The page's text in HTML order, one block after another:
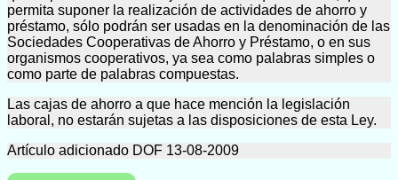
permita suponer la realización de actividades de ahorro y
préstamo, sólo podrán ser usadas en la denominación de las
Sociedades Cooperativas de Ahorro y Préstamo, o en sus
organismos cooperativos, ya sea como palabras simples o
como parte de palabras compuestas.
Las cajas de ahorro a que hace mención la legislación
laboral, no estarán sujetas a las disposiciones de esta Ley.
Artículo adicionado DOF 13-08-2009